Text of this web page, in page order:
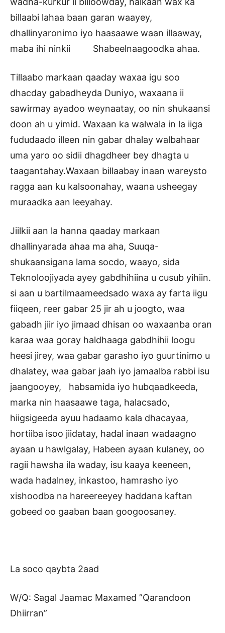
billaabi lahaa baan garan waayey,
dhallinyaronimo iyo haasaawe waan illaaway,
maba ihi ninkii Shabeelnaagoodka ahaa.
Tillaabo markaan qaaday waxaa igu soo
dhacday gabadheyda Duniyo, waxaana ii
sawirmay ayadoo weynaatay, oo nin shukaansi
doon ah u yimid. Waxaan ka walwala in la iiga
fududaado illeen nin gabar dhalay walbahaar
uma yaro oo sidii dhagdheer bey dhagta u
taagantahay.Waxaan billaabay inaan wareysto
ragga aan ku kalsoonahay, waana usheegay
muraadka aan leeyahay.
Jiilkii aan la hanna qaaday markaan
dhallinyarada ahaa ma aha, Suuqa-
shukaansigana lama socdo, waayo, sida
Teknoloojiyada ayey gabdhihiina u cusub yihiin.
si aan u bartilmaameedsado waxa ay farta iigu
fiiqeen, reer gabar 25 jir ah u joogto, waa
gabadh jiir iyo jimaad dhisan oo waxaanba oran
karaa waa goray haldhaaga gabdhihii loogu
heesi jirey, waa gabar garasho iyo guurtinimo u
dhalatey, waa gabar jaah iyo jamaalba rabbi isu
jaangooyey, habsamida iyo hubqaadkeeda,
marka nin haasaawe taga, halacsado,
hiigsigeeda ayuu hadaamo kala dhacayaa,
hortiiba isoo jiidatay, hadal inaan wadaagno
ayaan u hawlgalay, Habeen ayaan kulaney, oo
ragii hawsha ila waday, isu kaaya keeneen,
wada hadalney, inkastoo, hamrasho iyo
xishoodba na hareereeyey haddana kaftan
gobeed oo gaaban baan googoosaney.
La soco qaybta 2aad
W/Q: Sagal Jaamac Maxamed ”Qarandoon
Dhiirran”